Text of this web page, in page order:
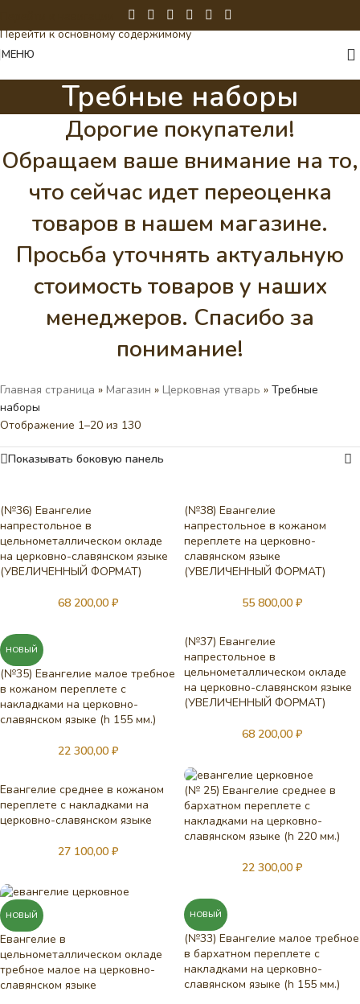
Перейти к основному содержимому
МЕНЮ
Требные наборы
Дорогие покупатели!
Обращаем ваше внимание на то,
что сейчас идет переоценка
товаров в нашем магазине.
Просьба уточнять актуальную
стоимость товаров у наших
менеджеров. Спасибо за
понимание!
Главная страница » Магазин » Церковная утварь » Требные
наборы
Отображение 1–20 из 130
Показывать боковую панель
(№36) Евангелие
напрестольное в
цельнометаллическом окладе
на церковно-славянском языке
(УВЕЛИЧЕННЫЙ ФОРМАТ)
68 200,00 ₽
(№38) Евангелие
напрестольное в кожаном
переплете на церковно-
славянском языке
(УВЕЛИЧЕННЫЙ ФОРМАТ)
55 800,00 ₽
НОВЫЙ
(№35) Евангелие малое требное
в кожаном переплете с
накладками на церковно-
славянском языке (h 155 мм.)
22 300,00 ₽
(№37) Евангелие
напрестольное в
цельнометаллическом окладе
на церковно-славянском языке
(УВЕЛИЧЕННЫЙ ФОРМАТ)
68 200,00 ₽
Евангелие среднее в кожаном
переплете с накладками на
церковно-славянском языке
27 100,00 ₽
(№ 25) Евангелие среднее в
бархатном переплете с
накладками на церковно-
славянском языке (h 220 мм.)
22 300,00 ₽
НОВЫЙ
Евангелие в
цельнометаллическом окладе
требное малое на церковно-
славянском языке
НОВЫЙ
(№33) Евангелие малое требное
в бархатном переплете с
накладками на церковно-
славянском языке (h 155 мм.)